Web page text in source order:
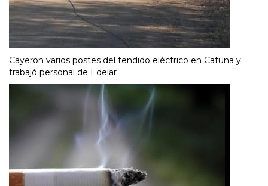
Cayeron varios postes del tendido eléctrico en Catuna y
trabajó personal de Edelar